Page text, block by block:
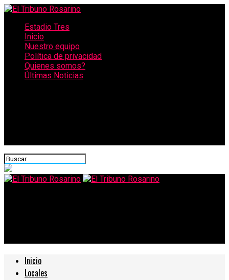
Estadio Tres
Inicio
Nuestro equipo
Política de privacidad
Quienes somos?
Últimas Noticias
Inicio
Locales